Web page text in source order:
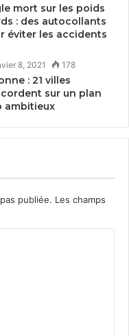
mort sur les poids
: des autocollants
éviter les accidents
8, 2021 178
: 21 villes
sur un plan
ambitieux
publiée. Les champs